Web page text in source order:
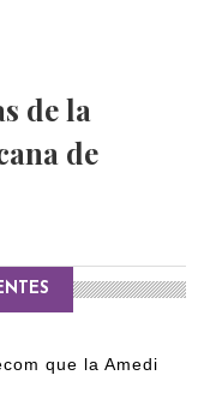
de la
de
que la Amedi